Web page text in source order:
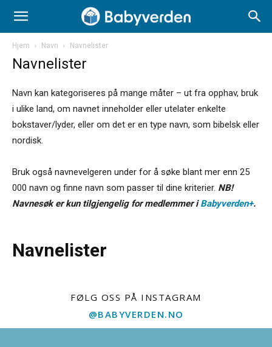
Hjem Navn Navnelister
Navnelister
Navn kan kategoriseres på mange måter – ut fra opphav, bruk
i ulike land, om navnet inneholder eller utelater enkelte
bokstaver/lyder, eller om det er en type navn, som bibelsk eller
nordisk.
Bruk også navnevelgeren under for å søke blant mer enn 25
000 navn og finne navn som passer til dine kriterier. NB!
Navnesøk er kun tilgjengelig for medlemmer iBabyverden+.
Navnelister
FØLG OSS PÅ INSTAGRAM
@BABYVERDEN.NO